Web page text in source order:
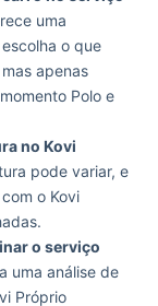
uma
o que
apenas
Polo e
no Kovi
pode variar, e
o Kovi
o serviço
uma análise de
Próprio